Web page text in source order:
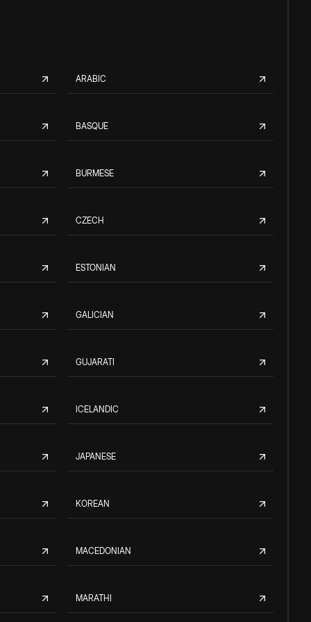
ARABIC
BASQUE
BURMESE
CZECH
ESTONIAN
GALICIAN
GUJARATI
ICELANDIC
JAPANESE
KOREAN
MACEDONIAN
MARATHI